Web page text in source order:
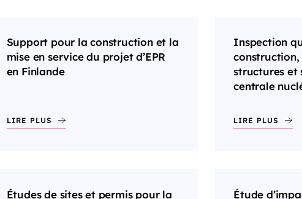
Support pour la construction et la
mise en service du projet d’EPR
en Finlande
LIRE PLUS
Inspection
construction,
structures et
centrale
LIRE PLUS
Études de sites et permis pour la Étude